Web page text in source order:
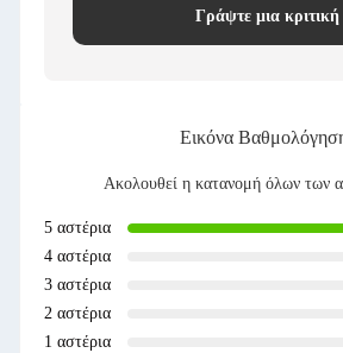
Γράψτε μια κριτική
Εικόνα
Ακολουθεί η κατανομή όλων των
5 αστέρια
4 αστέρια
3 αστέρια
2 αστέρια
1 αστέρια